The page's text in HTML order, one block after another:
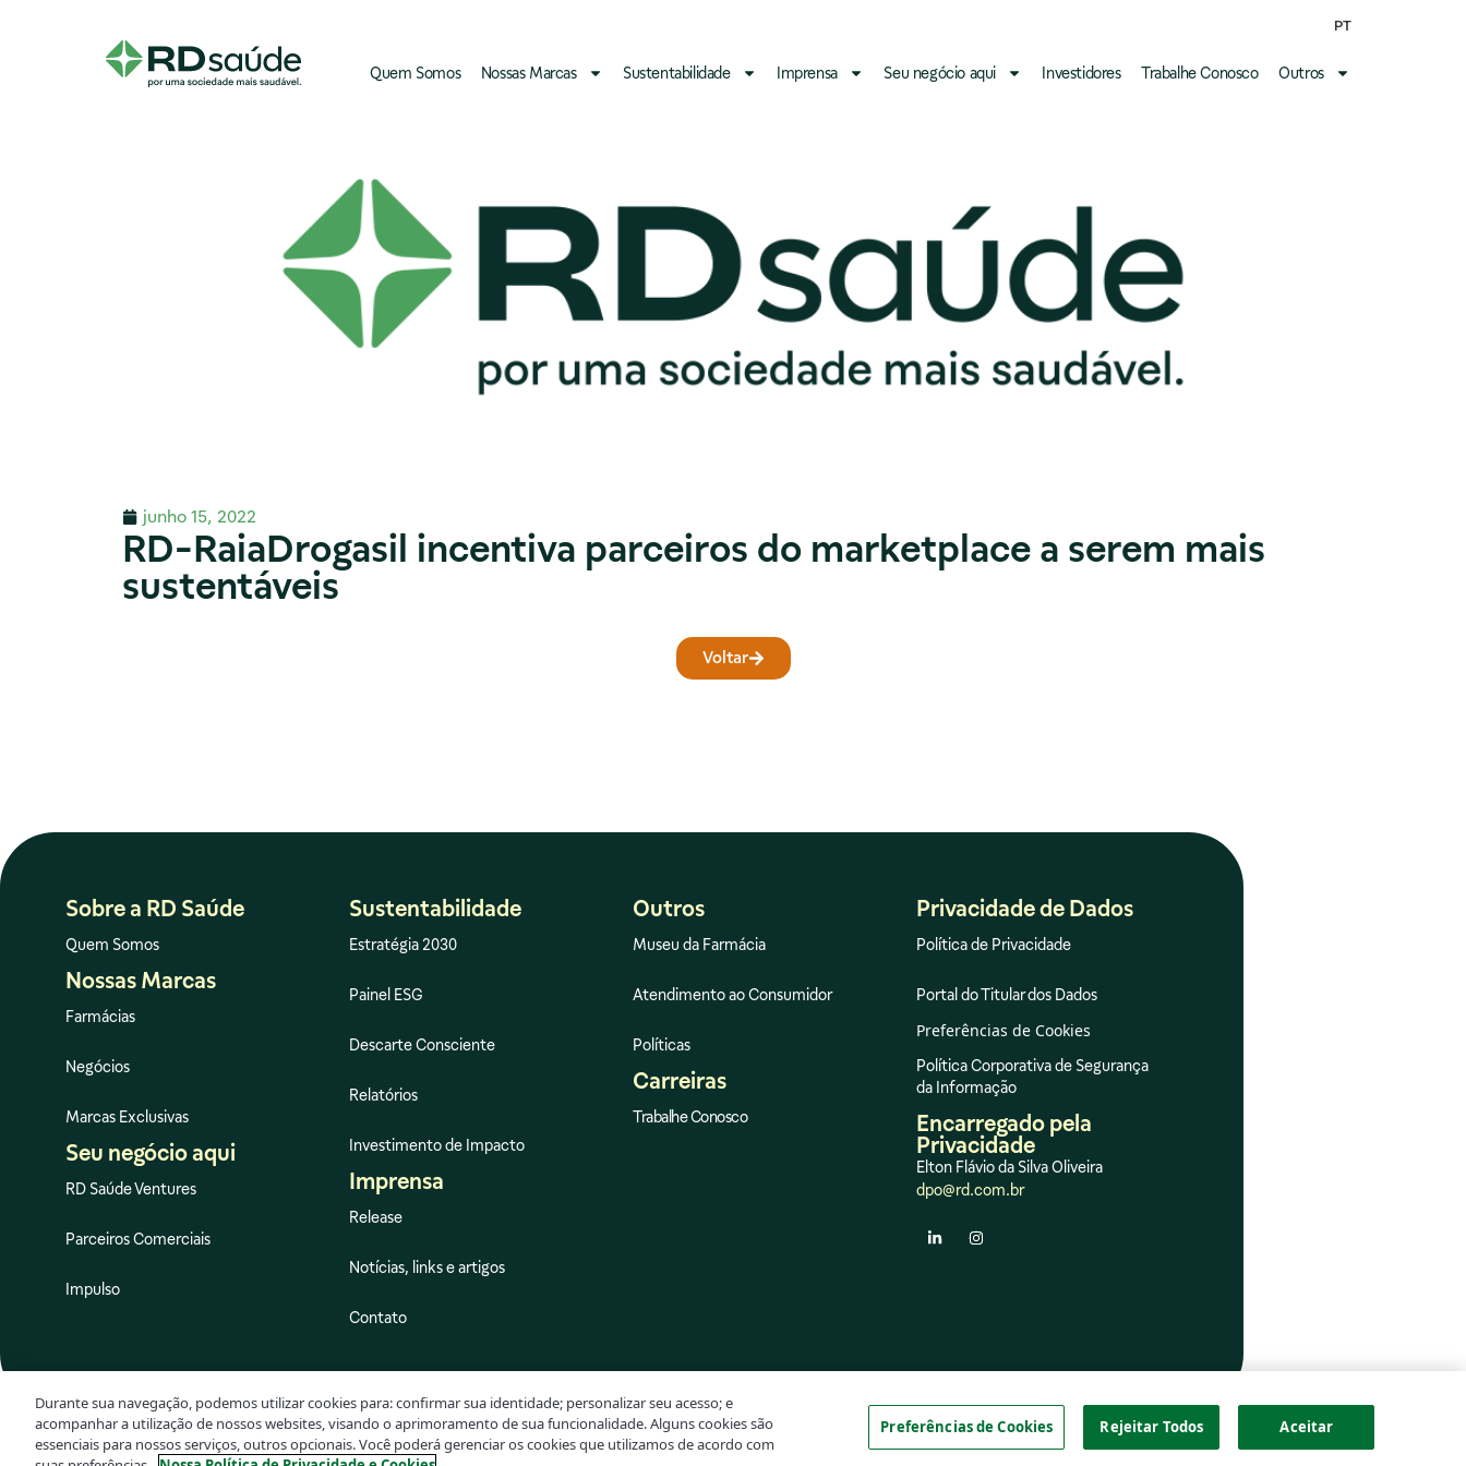
PT
Quem Somos Nossas Marcas Sustentabilidade Imprensa Seu negócio aqui Investidores Trabalhe Conosco Outros
junho 15, 2022
RD-RaiaDrogasil incentiva parceiros do marketplace a serem mais
sustentáveis
Voltar
Sobre a RD Saúde
Quem Somos
Nossas Marcas
Farmácias
Negócios
Marcas Exclusivas
Seu negócio aqui
RD Saúde Ventures
Parceiros Comerciais
Impulso
Sustentabilidade
Estratégia 2030
Painel ESG
Descarte Consciente
Relatórios
Investimento de Impacto
Imprensa
Release
Notícias, links e artigos
Contato
Outros
Museu da Farmácia
Atendimento ao Consumidor
Políticas
Carreiras
Trabalhe Conosco
Privacidade de Dados
Política de Privacidade
Portal do Titular dos Dados
Preferências de Cookies
Política Corporativa de Segurança
da Informação
Encarregado pela
Privacidade
Elton Flávio da Silva Oliveira
dpo@rd.com.br
© 2026 RaiaDrogasil – Todos os direitos reservados.TecnologiaPlank
Durante sua navegação, podemos utilizar cookies para: confirmar sua identidade; personalizar seu acesso; e
acompanhar a utilização de nossos websites, visando o aprimoramento de sua funcionalidade. Alguns cookies são
essenciais para nossos serviços, outros opcionais. Você poderá gerenciar os cookies que utilizamos de acordo com
Preferências de Cookies Rejeitar Todos Aceitar